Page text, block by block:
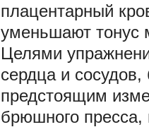
плацентарный
уменьшают тонус
Целями
сердца и
предстоящим
брюшного